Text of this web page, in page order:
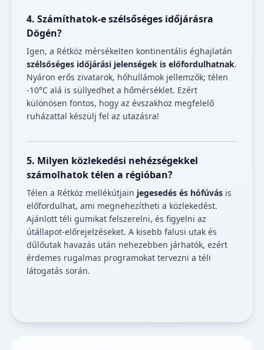
4. Számíthatok-e szélsőséges időjárásra
Dögén?
Igen, a Rétköz mérsékelten kontinentális éghajlatán
szélsőséges időjárási jelenségek is előfordulhatnak.
Nyáron erős zivatarok, hőhullámok jellemzők; télen
-10°C alá is süllyedhet a hőmérséklet. Ezért
különösen fontos, hogy az évszakhoz megfelelő
ruházattal készülj fel az utazásra!
5. Milyen közlekedési nehézségekkel
számolhatok télen a régióban?
Télen a Rétköz mellékútjain jegesedés és hófúvás is
előfordulhat, ami megnehezítheti a közlekedést.
Ajánlott téli gumikat felszerelni, és figyelni az
útállapot-előrejelzéseket. A kisebb falusi utak és
dűlőutak havazás után nehezebben járhatók, ezért
érdemes rugalmas programokat tervezni a téli
látogatás során.